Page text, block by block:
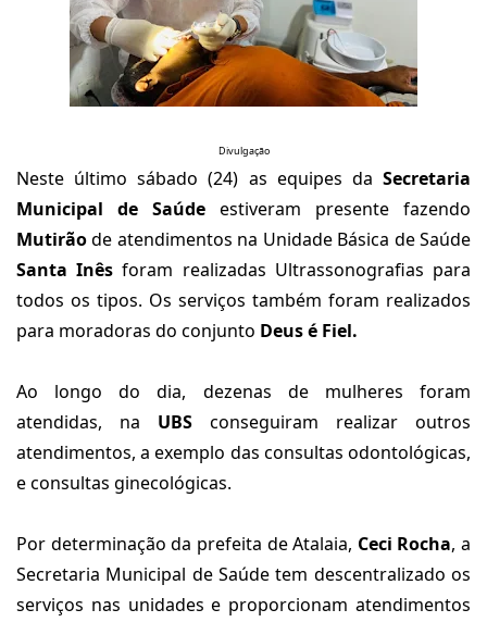
Divulgação
Neste último sábado (24) as equipes da Secretaria
Municipal de Saúde estiveram presente fazendo
Mutirãode atendimentos na Unidade Básica de Saúde
Santa Inês foram realizadas Ultrassonografias para
todos os tipos. Os serviços também foram realizados
para moradoras do conjunto Deus é Fiel.
Ao longo do dia, dezenas de mulheres foram
atendidas, na UBS conseguiram realizar outros
atendimentos, a exemplo das consultas odontológicas,
e consultas ginecológicas.
Por determinação da prefeita de Atalaia, Ceci Rocha, a
Secretaria Municipal de Saúde tem descentralizado os
serviços nas unidades e proporcionam atendimentos